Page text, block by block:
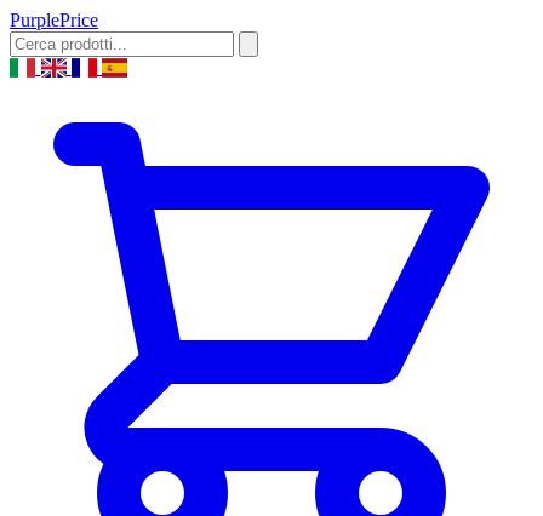
PurplePrice